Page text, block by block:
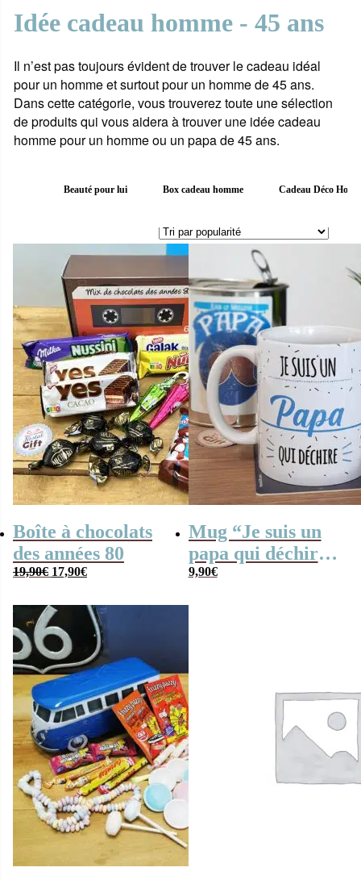
Idée cadeau homme - 45 ans
Il n’est pas toujours évident de trouver le cadeau idéal
pour un homme et surtout pour un homme de 45 ans.
Dans cette catégorie, vous trouverez toute une sélection
de produits qui vous aidera à trouver une idée cadeau
homme pour un homme ou un papa de 45 ans.
Beauté pour lui Box cadeau homme Cadeau Déco
Boîte à chocolats
des années 80
19,90€ Le
était :
19,90€.
17,90€Le
est :
17,90€.
Mug “Je suis un
papa qui déchire”
– Cadeau papa
9,90€